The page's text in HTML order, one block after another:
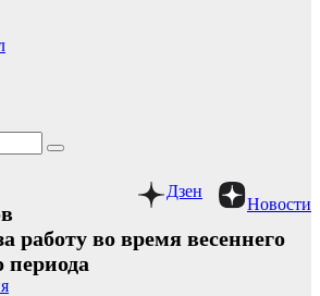
Новости
Дзен
работу во время весеннего
периода